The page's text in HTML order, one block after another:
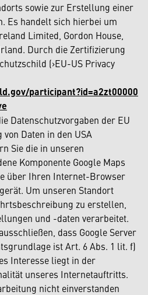
sowie zur Erstellung einer
Es handelt sich hierbei um
Limited, Gordon House,
Durch die Zertifizierung
(›EU-US Privacy
participant?id=a2zt00000
Datenschutzvorgaben der EU
Daten in den USA
Sie die in unseren
Komponente Google Maps
über Ihren Internet-Browser
Um unseren Standort
zu erstellen,
und -daten verarbeitet.
dass Google Server
ist Art. 6 Abs. 1 lit. f)
Interesse liegt in der
unseres Internetauftritts.
nicht einverstanden